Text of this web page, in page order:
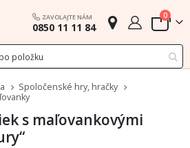
ZAVOLAJTE NÁM
0850 11 11 84 Cart
0
Spoločenské hry, hračky
s maľovankovými